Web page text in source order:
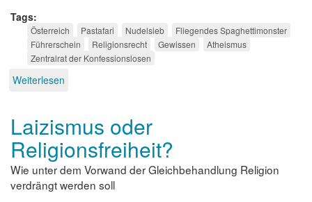
Tags
Österreich Pastafari Nudelsieb
Fliegendes Spaghettimonster
Führerschein
Religionsrecht Gewissen
Atheismus
Zentralrat der Konfessionslosen
Weiterlesen
Laizismus oder
Religionsfreiheit?
Wie unter dem Vorwand der Gleichbehandlung Religion
verdrängt werden soll